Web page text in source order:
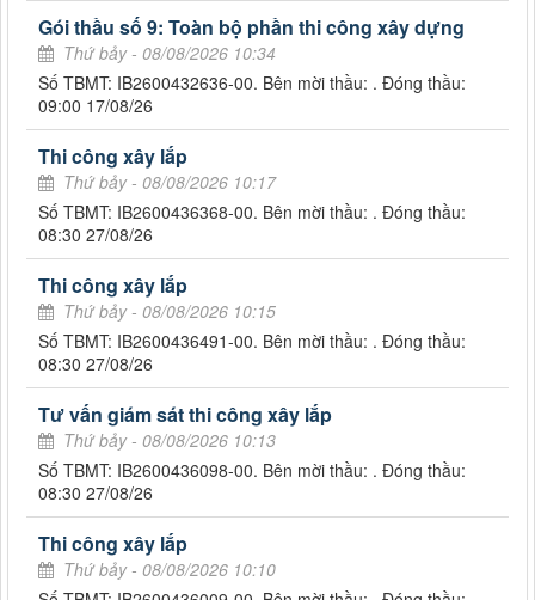
Gói thầu số 9: Toàn bộ phần thi công xây dựng
Thứ bảy - 08/08/2026 10:34
Số TBMT: IB2600432636-00. Bên mời thầu: . Đóng thầu:
09:00 17/08/26
Thi công xây lắp
Thứ bảy - 08/08/2026 10:17
Số TBMT: IB2600436368-00. Bên mời thầu: . Đóng thầu:
08:30 27/08/26
Thi công xây lắp
Thứ bảy - 08/08/2026 10:15
Số TBMT: IB2600436491-00. Bên mời thầu: . Đóng thầu:
08:30 27/08/26
Tư vấn giám sát thi công xây lắp
Thứ bảy - 08/08/2026 10:13
Số TBMT: IB2600436098-00. Bên mời thầu: . Đóng thầu:
08:30 27/08/26
Thi công xây lắp
Thứ bảy - 08/08/2026 10:10